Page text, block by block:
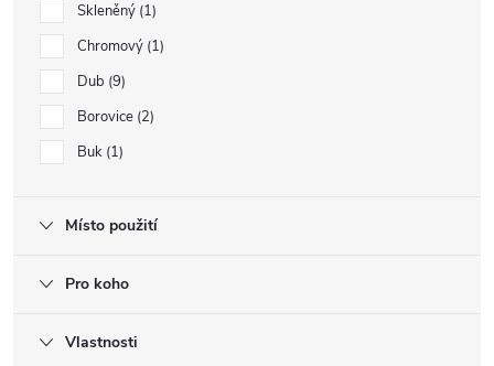
Skleněný 1
Chromový 1
Dub 9
Borovice 2
Buk 1
Místo použití
Pro koho
Vlastnosti